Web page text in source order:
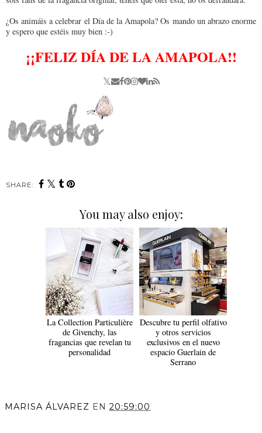
¿Os animáis a celebrar el Día de la Amapola? Os mando un abrazo enorme
y espero que estéis muy bien :-)
¡¡FELIZ DÍA DE LA AMAPOLA!!
SHARE:
You may also enjoy:
La Collection Particulière
de Givenchy, las
fragancias que revelan tu
personalidad
Descubre tu perfil olfativo
y otros servicios
exclusivos en el nuevo
espacio Guerlain de
Serrano
MARISA ÁLVAREZ EN 20:59:00